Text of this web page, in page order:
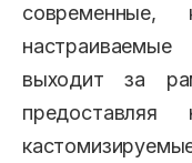
настраиваемые
выходит за